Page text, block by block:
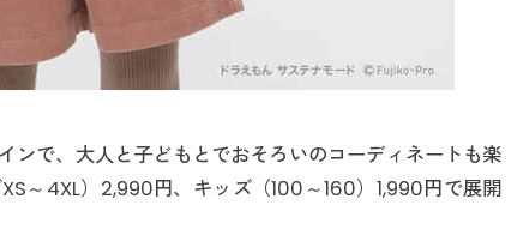
ンで、大人と子どもとでおそろいのコーディネートも楽
～4XL）2,990円、キッズ（100～160）1,990円で展開